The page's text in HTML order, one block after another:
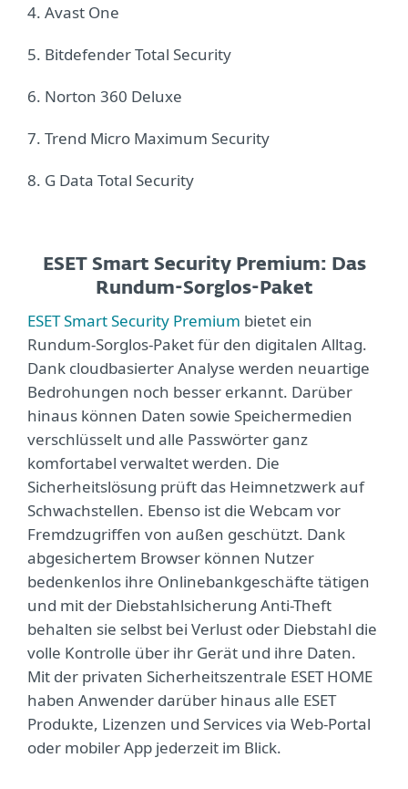
4. Avast One
5. Bitdefender Total Security
6. Norton 360 Deluxe
7. Trend Micro Maximum Security
8. G Data Total Security
ESET Smart Security Premium: Das
Rundum-Sorglos-Paket
ESET Smart Security Premium bietet ein
Rundum-Sorglos-Paket für den digitalen Alltag.
Dank cloudbasierter Analyse werden neuartige
Bedrohungen noch besser erkannt. Darüber
hinaus können Daten sowie Speichermedien
verschlüsselt und alle Passwörter ganz
komfortabel verwaltet werden. Die
Sicherheitslösung prüft das Heimnetzwerk auf
Schwachstellen. Ebenso ist die Webcam vor
Fremdzugriffen von außen geschützt. Dank
abgesichertem Browser können Nutzer
bedenkenlos ihre Onlinebankgeschäfte tätigen
und mit der Diebstahlsicherung Anti-Theft
behalten sie selbst bei Verlust oder Diebstahl die
volle Kontrolle über ihr Gerät und ihre Daten.
Mit der privaten Sicherheitszentrale ESET HOME
haben Anwender darüber hinaus alle ESET
Produkte, Lizenzen und Services via Web-Portal
oder mobiler App jederzeit im Blick.